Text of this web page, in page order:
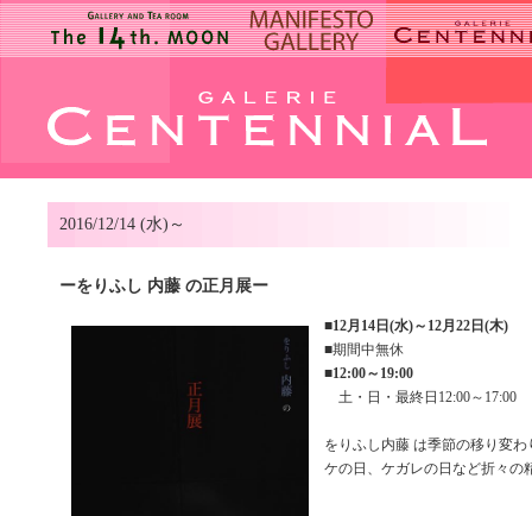
2016/12/14 (水)～
ーをりふし 内藤 の正月展ー
■12月14日(水)～12月22日(木)
■期間中無休
■12:00～19:00
土・日・最終日12:00～17:00
をりふし内藤 は季節の移り変
ケの日、ケガレの日など折々の